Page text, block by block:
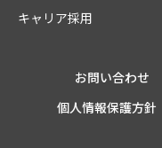
キャリア採用
お問い合わせ
個人情報保護方針